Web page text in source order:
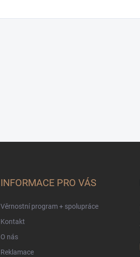
INFORMACE PRO VÁS
Věrnostní program + spolupráce
Kontakt
O nás
Reklamace